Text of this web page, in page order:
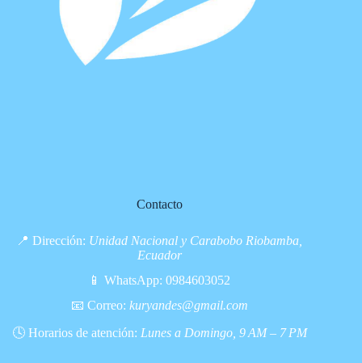
Contacto
📍 Dirección: Unidad Nacional y Carabobo Riobamba,
Ecuador
📱 WhatsApp:0984603052
📧 Correo: kuryandes@gmail.com
🕓 Horarios de atención: Lunes a Domingo, 9 AM – 7 PM